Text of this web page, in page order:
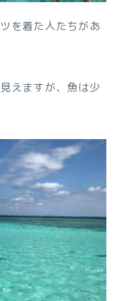
を着た人たちがあ
えますが、魚は少